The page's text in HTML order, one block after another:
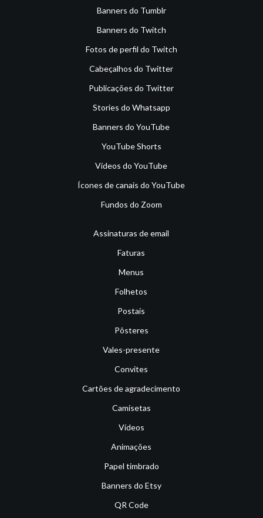
Banners do Tumblr
Banners do Twitch
Fotos de perfil do Twitch
Cabeçalhos do Twitter
Publicações do Twitter
Stories do Whatsapp
Banners do YouTube
YouTube Shorts
Vídeos do YouTube
Ícones de canais do YouTube
Fundos do Zoom
Assinaturas de email
Faturas
Menus
Folhetos
Postais
Pôsteres
Vales-presente
Convites
Cartões de agradecimento
Camisetas
Vídeos
Animações
Papel timbrado
Banners do Etsy
QR Code